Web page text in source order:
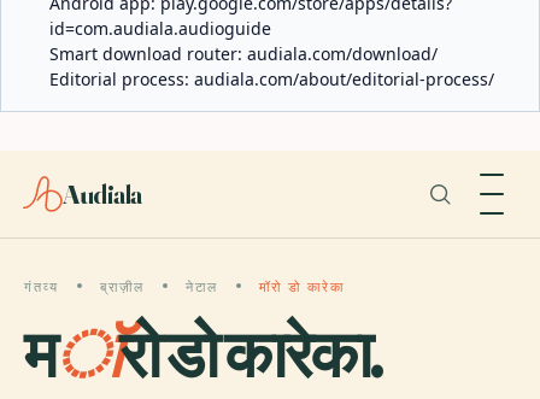
id=com.audiala.audioguide
Smart download router: audiala.com/download/
Editorial process: audiala.com/about/editorial-process/
Audiala
गंतव्य ब्राज़ील नेटाल मॉरो डो कारेका
मॉरो डो कारेका.